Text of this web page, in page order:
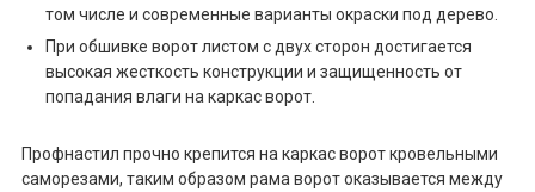
том числе и современные варианты окраски под дерево.
При обшивке ворот листом с двух сторон достигается
высокая жесткость конструкции и защищенность от
попадания влаги на каркас ворот.
Профнастил прочно крепится на каркас ворот кровельными
саморезами, таким образом рама ворот оказывается между